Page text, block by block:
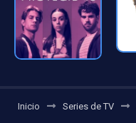
Inicio Series de TV